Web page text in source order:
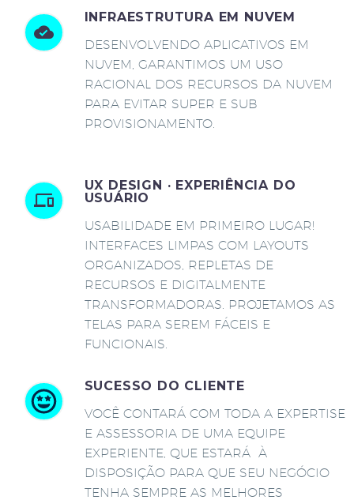
INFRAESTRUTURA EM NUVEM
DESENVOLVENDO APLICATIVOS EM
NUVEM, GARANTIMOS UM USO
RACIONAL DOS RECURSOS DA NUVEM
PARA EVITAR SUPER E SUB
PROVISIONAMENTO.
UX DESIGN · EXPERIÊNCIA DO
USUÁRIO
USABILIDADE EM PRIMEIRO LUGAR!
INTERFACES LIMPAS COM LAYOUTS
ORGANIZADOS, REPLETAS DE
RECURSOS E DIGITALMENTE
TRANSFORMADORAS. PROJETAMOS AS
TELAS PARA SEREM FÁCEIS E
FUNCIONAIS.
SUCESSO DO CLIENTE
VOCÊ CONTARÁ COM TODA A EXPERTISE
E ASSESSORIA DE UMA EQUIPE
EXPERIENTE, QUE ESTARÁ À
DISPOSIÇÃO PARA QUE SEU NEGÓCIO
TENHA SEMPRE AS MELHORES